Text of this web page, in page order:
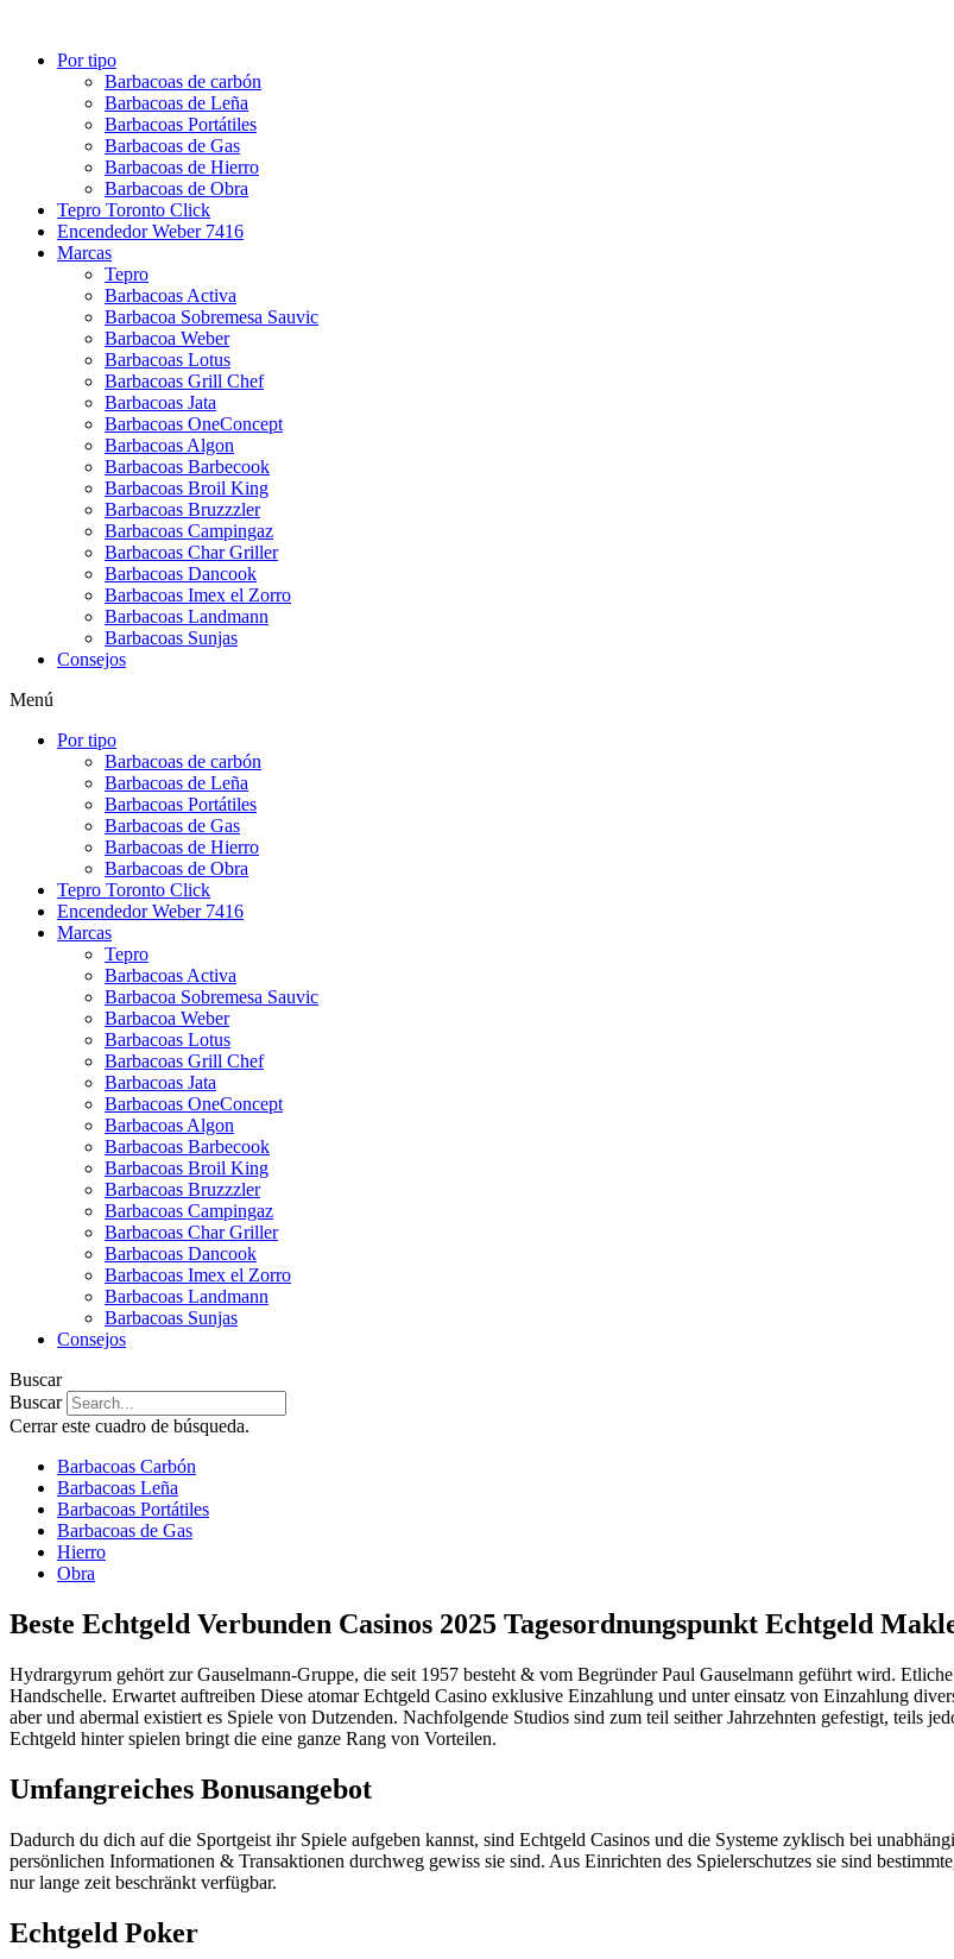
Por tipo
Barbacoas de carbón
Barbacoas de Leña
Barbacoas Portátiles
Barbacoas de Gas
Barbacoas de Hierro
Barbacoas de Obra
Tepro Toronto Click
Encendedor Weber 7416
Marcas
Tepro
Barbacoas Activa
Barbacoa Sobremesa Sauvic
Barbacoa Weber
Barbacoas Lotus
Barbacoas Grill Chef
Barbacoas Jata
Barbacoas OneConcept
Barbacoas Algon
Barbacoas Barbecook
Barbacoas Broil King
Barbacoas Bruzzzler
Barbacoas Campingaz
Barbacoas Char Griller
Barbacoas Dancook
Barbacoas Imex el Zorro
Barbacoas Landmann
Barbacoas Sunjas
Consejos
Menú
Por tipo
Barbacoas de carbón
Barbacoas de Leña
Barbacoas Portátiles
Barbacoas de Gas
Barbacoas de Hierro
Barbacoas de Obra
Tepro Toronto Click
Encendedor Weber 7416
Marcas
Tepro
Barbacoas Activa
Barbacoa Sobremesa Sauvic
Barbacoa Weber
Barbacoas Lotus
Barbacoas Grill Chef
Barbacoas Jata
Barbacoas OneConcept
Barbacoas Algon
Barbacoas Barbecook
Barbacoas Broil King
Barbacoas Bruzzzler
Barbacoas Campingaz
Barbacoas Char Griller
Barbacoas Dancook
Barbacoas Imex el Zorro
Barbacoas Landmann
Barbacoas Sunjas
Consejos
Buscar
Buscar
Cerrar este cuadro de búsqueda.
Barbacoas Carbón
Barbacoas Leña
Barbacoas Portátiles
Barbacoas de Gas
Hierro
Obra
Beste Echtgeld Verbunden Casinos 2025 Tagesordnungspunkt Echtgeld
Hydrargyrum gehört zur Gauselmann-Gruppe, die seit 1957 besteht & vom Begründer Paul Gauselmann geführt wird.
Handschelle. Erwartet auftreiben Diese atomar Echtgeld Casino exklusive Einzahlung und unter einsatz von Einzahlung
aber und abermal existiert es Spiele von Dutzenden. Nachfolgende Studios sind zum teil seither Jahrzehnten gefestigt, teils
Echtgeld hinter spielen bringt die eine ganze Rang von Vorteilen.
Umfangreiches Bonusangebot
Dadurch du dich auf die Sportgeist ihr Spiele aufgeben kannst, sind Echtgeld Casinos und die Systeme zyklisch bei
persönlichen Informationen & Transaktionen durchweg gewiss sie sind. Aus Einrichten des Spielerschutzes sie sind
nur lange zeit beschränkt verfügbar.
Echtgeld Poker